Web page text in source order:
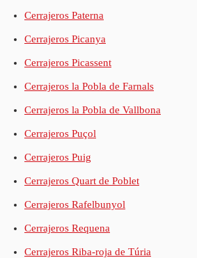
Cerrajeros Paterna
Cerrajeros Picanya
Cerrajeros Picassent
Cerrajeros la Pobla de Farnals
Cerrajeros la Pobla de Vallbona
Cerrajeros Puçol
Cerrajeros Puig
Cerrajeros Quart de Poblet
Cerrajeros Rafelbunyol
Cerrajeros Requena
Cerrajeros Riba-roja de Túria